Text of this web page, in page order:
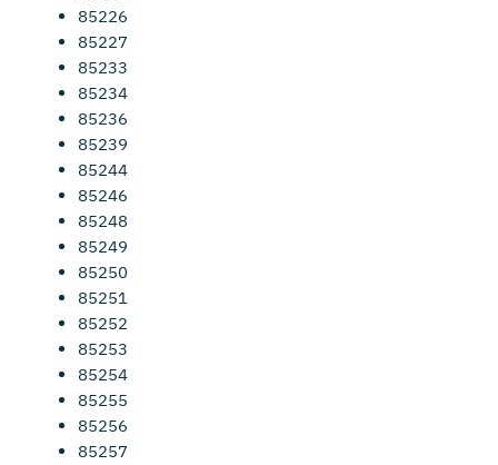
85226
85227
85233
85234
85236
85239
85244
85246
85248
85249
85250
85251
85252
85253
85254
85255
85256
85257